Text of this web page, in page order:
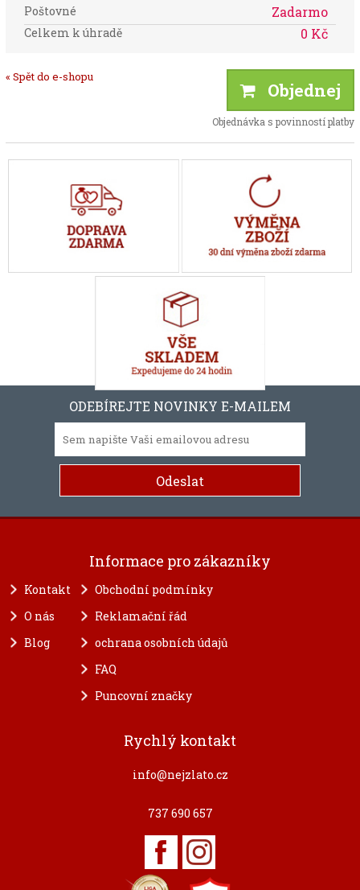
Poštovné Zadarmo
Celkem k úhradě 0 Kč
« Spět do e-shopu
Objednej
Objednávka s povinností platby
ODEBÍREJTE NOVINKY E-MAILEM
Informace pro zákazníky
Kontakt
O nás
Blog
Obchodní podmínky
Reklamační řád
ochrana osobních údajů
FAQ
Puncovní značky
Rychlý kontakt
info@nejzlato.cz
737 690 657